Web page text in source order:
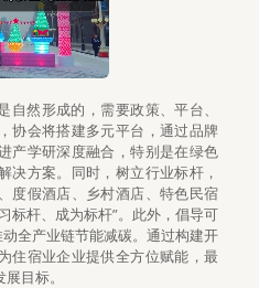
自然形成的，需要政策、平台、
协会将搭建多元平台，通过品牌
产学研深度融合，特别是在绿色
决方案。同时，树立行业标杆，
度假酒店、乡村酒店、特色民宿
标杆、成为标杆”。此外，倡导可
全产业链节能减碳。通过构建开
住宿业企业提供全方位赋能，最
目标。